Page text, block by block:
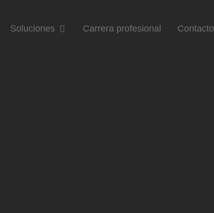
Soluciones Carrera profesional Contacto